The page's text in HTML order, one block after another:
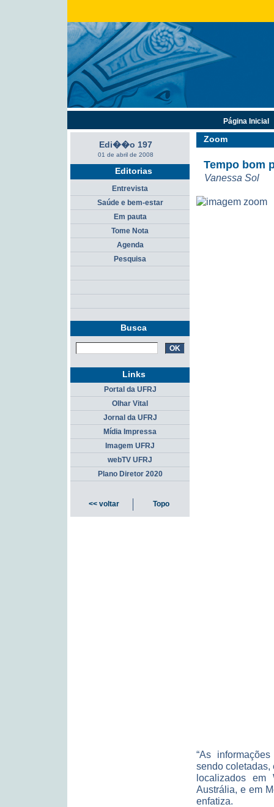
Zoom
Tempo bom
Vanessa Sol
“As
sendo coletadas,
localizados em
Austrália, e em
enfatiza.
Edi��o 197
01 de abril de 2008
Editorias
Entrevista
Saúde e bem-estar
Em pauta
Tome Nota
Agenda
Pesquisa
Busca
Página Inicial
Links
Portal da UFRJ
Olhar Vital
Jornal da UFRJ
Mídia Impressa
Imagem UFRJ
webTV UFRJ
Plano Diretor 2020
<< voltar Topo